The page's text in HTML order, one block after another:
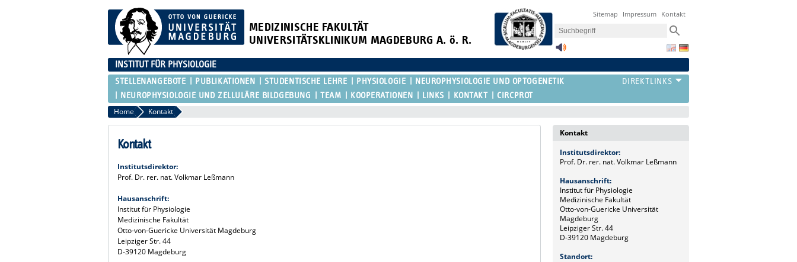
MEDIZINISCHE FAKULTÄT
UNIVERSITÄTSKLINIKUM MAGDEBURG A. ö. R.
Sitemap Impressum Kontakt
INSTITUT FÜR PHYSIOLOGIE
STELLENANGEBOTE PUBLIKATIONEN STUDENTISCHE LEHRE PHYSIOLOGIE
NEUROPHYSIOLOGIE UND OPTOGENETIK
NEUROPHYSIOLOGIE UND ZELLULÄRE BILDGEBUNG
TEAM KOOPERATIONEN LINKS KONTAKT CIRCPROT
Home Kontakt
Kontakt
Institutsdirektor:
Prof. Dr. rer. nat. Volkmar Leßmann
Hausanschrift:
Institut für Physiologie
Medizinische Fakultät
Otto-von-Guericke Universität Magdeburg
Leipziger Str. 44
D-39120 Magdeburg
Kontakt
Institutsdirektor:
Prof. Dr. rer. nat. Volkmar Leßmann
Hausanschrift:
Institut für Physiologie
Medizinische Fakultät
Otto-von-Guericke Universität
Magdeburg
Leipziger Str. 44
D-39120 Magdeburg
Standort: